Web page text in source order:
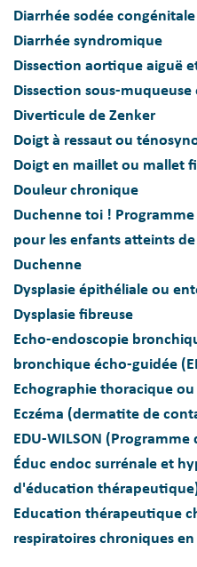
Diarrhée sodée congénitale
Diarrhée syndromique
Dissection aortique aiguë
Dissection sous-
Diverticule de Zenker
Doigt à ressaut ou
Doigt en maillet ou mallet
Douleur chronique
Duchenne toi !
pour les enfants atteints
Duchenne
Dysplasie épithéliale ou
Dysplasie fibreuse
Echo-endoscopie
bronchique écho-guidée
Echographie thoracique
Eczéma (dermatite de
EDU-WILSON
Éduc endoc surrénale et
d'éducation
Education thérapeutique
respiratoires chroniques